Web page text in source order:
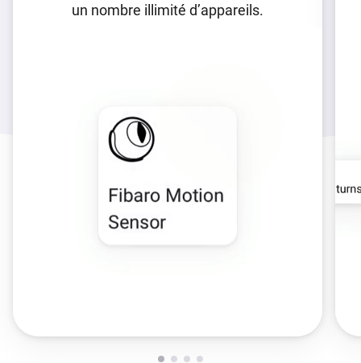
un nombre illimité d’appareils.